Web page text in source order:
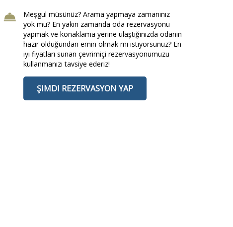
Meşgul müsünüz? Arama yapmaya zamanınız
yok mu? En yakın zamanda oda rezervasyonu
yapmak ve konaklama yerine ulaştığınızda odanın
hazır olduğundan emin olmak mı istiyorsunuz? En
iyi fiyatları sunan çevrimiçi rezervasyonumuzu
kullanmanızı tavsiye ederiz!
ŞIMDI REZERVASYON YAP